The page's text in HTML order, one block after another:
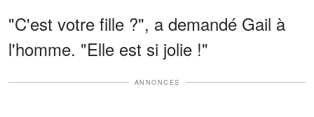
"C'est votre fille ?", a demandé Gail à
l'homme. "Elle est si jolie !"
ANNONCES